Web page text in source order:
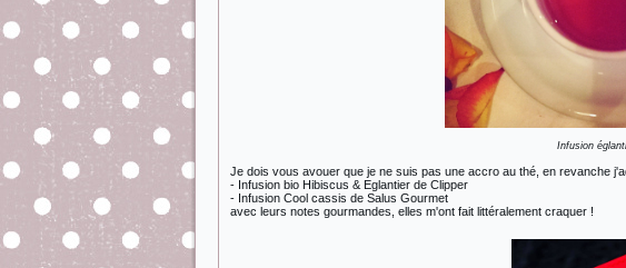
Infusion
Je dois vous avouer que je ne suis pas une accro au thé, en revanche
- Infusion bio Hibiscus & Eglantier de Clipper
- Infusion Cool cassis de Salus Gourmet
avec leurs notes gourmandes, elles m'ont fait littéralement craquer !